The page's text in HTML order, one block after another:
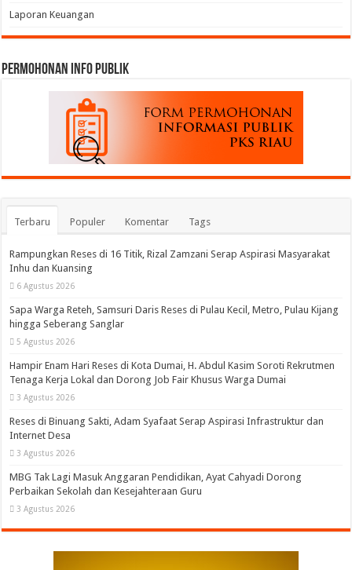
Laporan Keuangan
permohonan Info Publik
Terbaru Populer Komentar Tags
Rampungkan Reses di 16 Titik, Rizal Zamzani Serap Aspirasi Masyarakat
Inhu dan Kuansing
6 Agustus 2026
Sapa Warga Reteh, Samsuri Daris Reses di Pulau Kecil, Metro, Pulau Kijang
hingga Seberang Sanglar
5 Agustus 2026
Hampir Enam Hari Reses di Kota Dumai, H. Abdul Kasim Soroti Rekrutmen
Tenaga Kerja Lokal dan Dorong Job Fair Khusus Warga Dumai
3 Agustus 2026
Reses di Binuang Sakti, Adam Syafaat Serap Aspirasi Infrastruktur dan
Internet Desa
3 Agustus 2026
MBG Tak Lagi Masuk Anggaran Pendidikan, Ayat Cahyadi Dorong
Perbaikan Sekolah dan Kesejahteraan Guru
3 Agustus 2026